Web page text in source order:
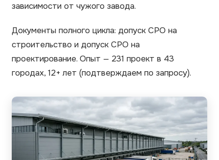
зависимости от чужого завода.
Документы полного цикла: допуск СРО на
строительство и допуск СРО на
проектирование. Опыт — 231 проект в 43
городах, 12+ лет (подтверждаем по запросу).